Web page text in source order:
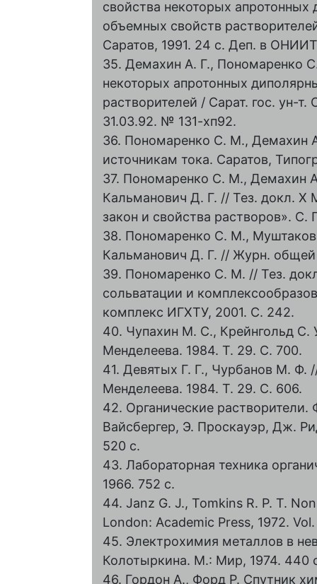
свойства некоторых
объемных свойств
Саратов, 1991. 24 с. Деп. в
35. Демахин А. Г., Пономаренко
некоторых апротонных
растворителей / Сарат. гос. ун-
31.03.92. № 131-хп92.
36. Пономаренко C. М., Демахин
источникам тока. Саратов,
37. Пономаренко C. М., Демахин
Кальманович Д. Г. // Тез. докл. Х
закон и свойства растворов».
38. Пономаренко C. М.,
Кальманович Д. Г. // Журн.
39. Пономаренко С. М. // Тез.
сольватации и
комплекс ИГХТУ, 2001. С. 242.
40. Чупахин М. С., Крейнгольд
Менделеева. 1984. Т. 29. С. 700.
41. Девятых Г. Г., Чурбанов М.
Менделеева. 1984. Т. 29. С. 606.
42. Органические
Вайсбергер, Э. Проскауэр, Дж.
520 с.
43. Лабораторная техника
1966. 752 с.
44. Janz G. J., Tomkins R. P. T.
London: Academic Press, 1972. Vol.
45. Электрохимия металлов в
Колотыркина. М.: Мир, 1974. 440
46. Гордон А., Форд Р. Спутник